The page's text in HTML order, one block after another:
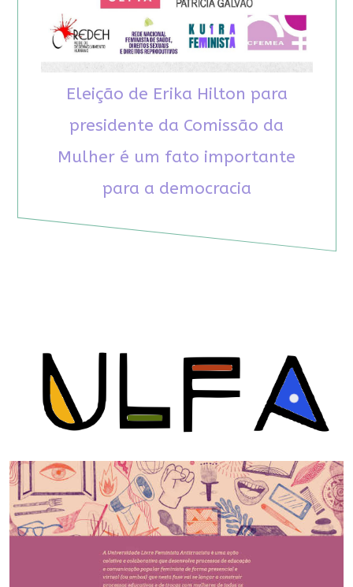
Eleição de Erika Hilton para
presidente da Comissão da
Mulher é um fato importante
para a democracia